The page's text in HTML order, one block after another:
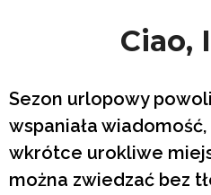
Ciao,
Sezon urlopowy
wspaniała
wkrótce urokliwe
można zwiedzać bez